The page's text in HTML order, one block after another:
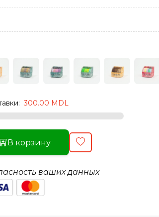
300.00 MDL
В корзину
ваших данных